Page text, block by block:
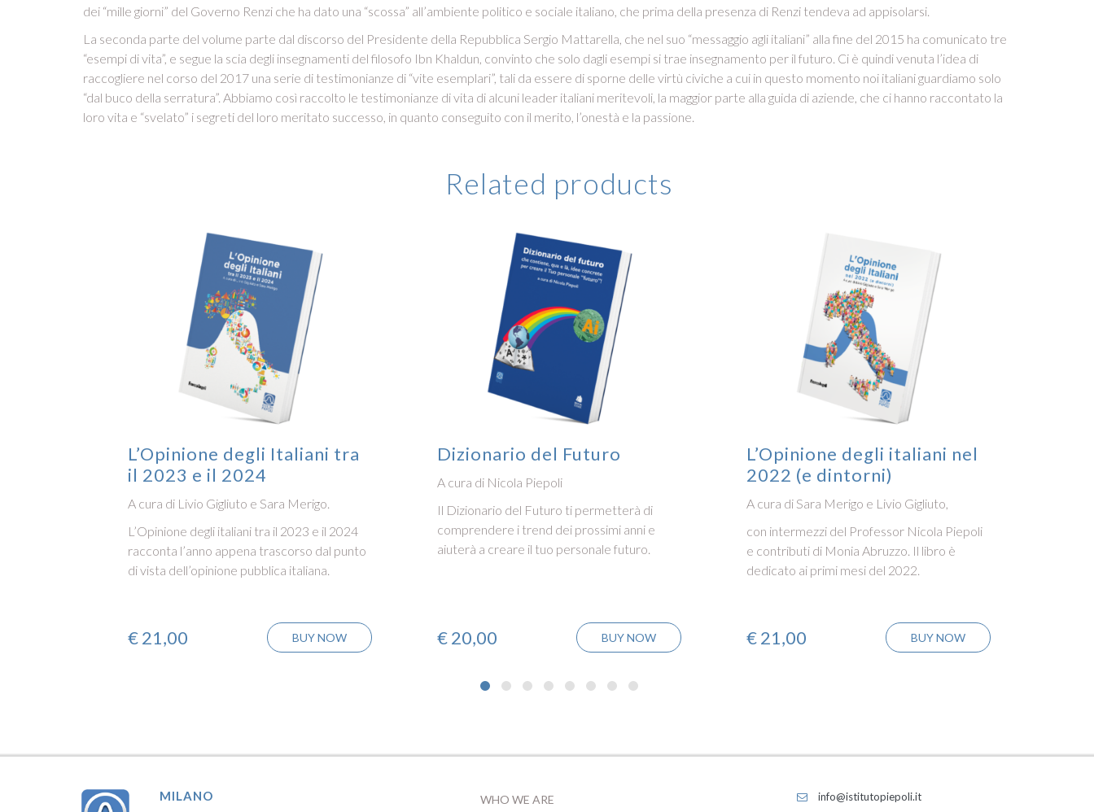
dei “mille giorni” del Governo Renzi che ha dato una “scossa” all’ambiente politico e sociale italiano, che prima della presenza di Renzi tendeva ad appisolarsi.
La seconda parte del volume parte dal discorso del Presidente della Repubblica Sergio Mattarella, che nel suo “messaggio agli italiani” alla fine del 2015 ha comunicato tre
“esempi di vita”, e segue la scia degli insegnamenti del filosofo Ibn Khaldun, convinto che solo dagli esempi si trae insegnamento per il futuro. Ci è quindi venuta l’idea di
raccogliere nel corso del 2017 una serie di testimonianze di “vite esemplari”, tali da essere di sporne delle virtù civiche a cui in questo momento noi italiani guardiamo solo
“dal buco della serratura”. Abbiamo così raccolto le testimonianze di vita di alcuni leader italiani meritevoli, la maggior parte alla guida di aziende, che ci hanno raccontato la
loro vita e “svelato” i segreti del loro meritato successo, in quanto conseguito con il merito, l’onestà e la passione.
Related products
L’Opinione degli Italiani tra
il 2023 e il 2024
A cura di Livio Gigliuto e Sara Merigo.
L’Opinione degli italiani tra il 2023 e il 2024
racconta l’anno appena trascorso dal punto
di vista dell’opinione pubblica italiana.
€21,00 BUY NOW
Dizionario del Futuro
A cura di Nicola Piepoli
Il Dizionario del Futuro ti permetterà di
comprendere i trend dei prossimi anni e
aiuterà a creare il tuo personale futuro.
€20,00 BUY NOW
L’Opinione degli italiani nel
2022 (e dintorni)
A cura di Sara Merigo e Livio Gigliuto,
con intermezzi del Professor Nicola Piepoli
e contributi di Monia Abruzzo. Il libro è
dedicato ai primi mesi del 2022.
€21,00 BUY NOW
MILANO WHO WE ARE info@istitutopiepoli.it